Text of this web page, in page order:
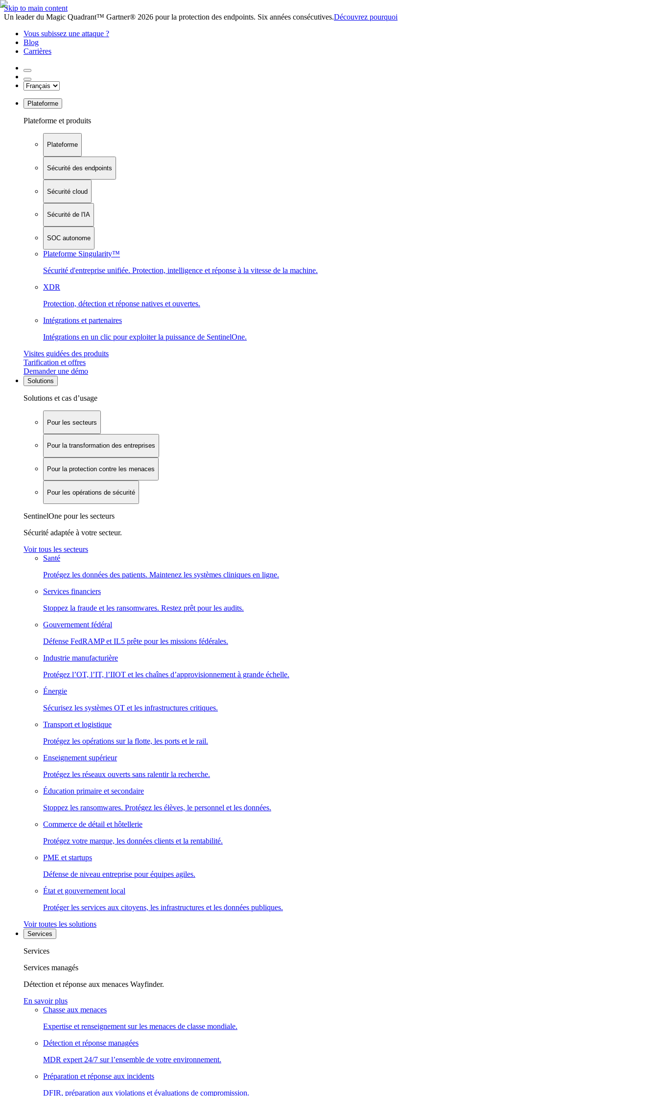
Skip to main content
Un leader du Magic Quadrant™ Gartner® 2026 pour la protection des endpoints. Six années consécutives.Découvrez pourquoi
Vous subissez une attaque ?
Blog
Carrières
Plateforme
Plateforme et produits
Plateforme
Sécurité des endpoints
Sécurité cloud
Sécurité de l'IA
SOC autonome
Plateforme Singularity™
Sécurité d'entreprise unifiée. Protection, intelligence et réponse à la vitesse de la machine.
XDR
Protection, détection et réponse natives et ouvertes.
Intégrations et partenaires
Intégrations en un clic pour exploiter la puissance de SentinelOne.
Visites guidées des produits
Tarification et offres
Demander une démo
Solutions
Solutions et cas d’usage
Pour les secteurs
Pour la transformation des entreprises
Pour la protection contre les menaces
Pour les opérations de sécurité
SentinelOne pour les secteurs
Sécurité adaptée à votre secteur.
Voir tous les secteurs
Santé
Protégez les données des patients. Maintenez les systèmes cliniques en ligne.
Services financiers
Stoppez la fraude et les ransomwares. Restez prêt pour les audits.
Gouvernement fédéral
Défense FedRAMP et IL5 prête pour les missions fédérales.
Industrie manufacturière
Protégez l’OT, l’IT, l’IIOT et les chaînes d’approvisionnement à grande échelle.
Énergie
Sécurisez les systèmes OT et les infrastructures critiques.
Transport et logistique
Protégez les opérations sur la flotte, les ports et le rail.
Enseignement supérieur
Protégez les réseaux ouverts sans ralentir la recherche.
Éducation primaire et secondaire
Stoppez les ransomwares. Protégez les élèves, le personnel et les données.
Commerce de détail et hôtellerie
Protégez votre marque, les données clients et la rentabilité.
PME et startups
Défense de niveau entreprise pour équipes agiles.
État et gouvernement local
Protéger les services aux citoyens, les infrastructures et les données publiques.
Voir toutes les solutions
Services
Services
Services managés
Détection et réponse aux menaces Wayfinder.
En savoir plus
Chasse aux menaces
Expertise et renseignement sur les menaces de classe mondiale.
Détection et réponse managées
MDR expert 24/7 sur l’ensemble de votre environnement.
Préparation et réponse aux incidents
DFIR, préparation aux violations et évaluations de compromission.